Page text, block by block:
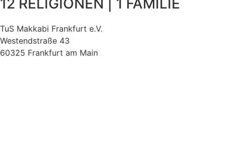
12 RELIGIONEN | 1 FAMILIE
TuS Makkabi Frankfurt e.V.
Westendstraße 43
60325 Frankfurt am Main